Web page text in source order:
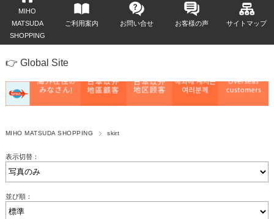
MIHO
MATSUDA
SHOPPING
ご利用案内 お問い合せ お客様の声 サイトマップ
👉 Global Site
MIHO MATSUDA SHOPPING skirt
表示切替：
並び順：